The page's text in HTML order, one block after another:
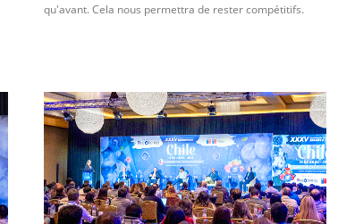
qu'avant. Cela nous permettra de rester compétitifs.